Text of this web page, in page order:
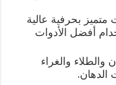
بحرفية عالية
أفضل الأدوات
والغراء